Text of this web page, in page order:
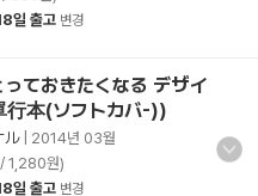
일 출고 변경
ておきたくなる デザイ
行本(ソフトカバ-))
ル| 2014년 03월
1,280원)
일 출고 변경